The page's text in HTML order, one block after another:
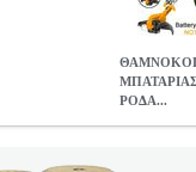
ΡΟΔΑ...
•INGCO